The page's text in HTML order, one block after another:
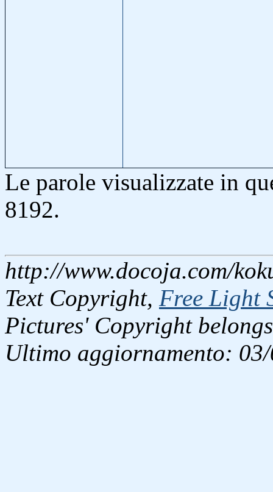
Le parole visualizzate in
8192.
http://www.docoja.com/
Text Copyright, Free Light
Pictures' Copyright
Ultimo aggiornamento: